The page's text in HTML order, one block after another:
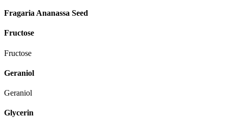
Fragaria Ananassa Seed
Fructose
Fructose
Geraniol
Geraniol
Glycerin